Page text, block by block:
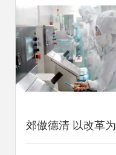
郊傲德清 以改革为